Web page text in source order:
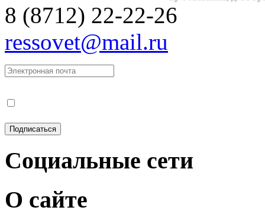
8 (8712) 22-22-26
ressovet@mail.ru
Социальные сети
О сайте